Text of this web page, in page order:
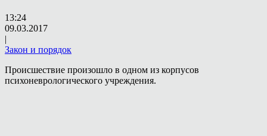
13:24
09.03.2017
|
Закон и порядок
Происшествие произошло в одном из корпусов
психоневрологического учреждения.